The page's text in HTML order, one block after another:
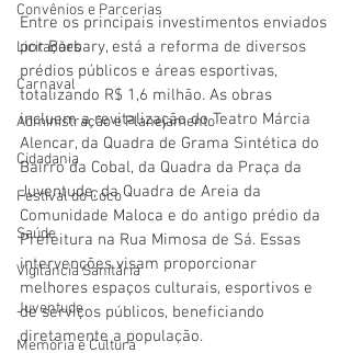
Convênios e Parcerias
Licitações
Carnaval
Administração e Planejamento
Cidadania
Festival do Coco
Saúde
Vigilãncia Sanitária
Juventude
Memória e Cultura
Entre os principais investimentos enviados
por Barbary, está a reforma de diversos
prédios públicos e áreas esportivas,
totalizando R$ 1,6 milhão. As obras
incluem a revitalização do Teatro Márcia
Alencar, da Quadra de Grama Sintética do
Bairro da Cobal, da Quadra da Praça da
Juventude, da Quadra de Areia da
Comunidade Maloca e do antigo prédio da
Prefeitura na Rua Mimosa de Sá. Essas
intervenções visam proporcionar
melhores espaços culturais, esportivos e
de serviços públicos, beneficiando
diretamente a população.